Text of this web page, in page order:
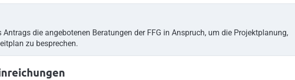
Antrags die angebotenen Beratungen der FFG in Anspruch, um die Projektplanung,
zu besprechen.